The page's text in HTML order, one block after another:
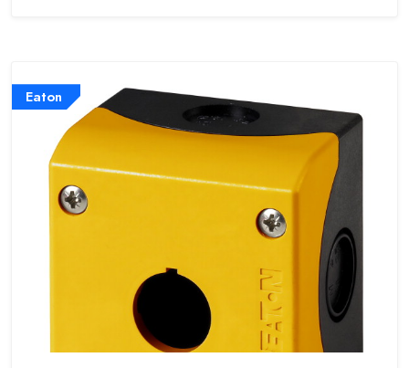
Eaton